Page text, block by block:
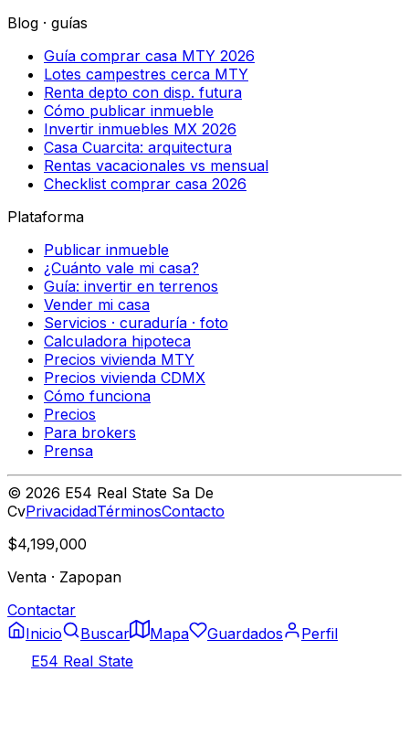
Blog · guías
Guía comprar casa MTY 2026
Lotes campestres cerca MTY
Renta depto con disp. futura
Cómo publicar inmueble
Invertir inmuebles MX 2026
Casa Cuarcita: arquitectura
Rentas vacacionales vs mensual
Checklist comprar casa 2026
Plataforma
Publicar inmueble
¿Cuánto vale mi casa?
Guía: invertir en terrenos
Vender mi casa
Servicios · curaduría · foto
Calculadora hipoteca
Precios vivienda MTY
Precios vivienda CDMX
Cómo funciona
Precios
Para brokers
Prensa
© 2026 E54 Real State Sa De
CvPrivacidadTérminosContacto
$4,199,000
Venta · Zapopan
Contactar
Inicio
Buscar Mapa Guardados
Perfil
E54 Real State